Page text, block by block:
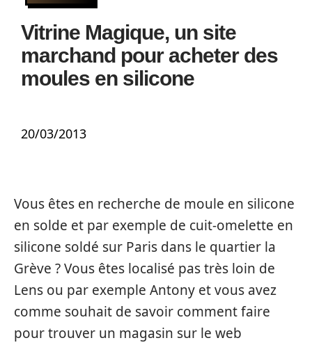
Vitrine Magique, un site
marchand pour acheter des
moules en silicone
20/03/2013
Vous êtes en recherche de moule en silicone
en solde et par exemple de cuit-omelette en
silicone soldé sur Paris dans le quartier la
Grève ? Vous êtes localisé pas très loin de
Lens ou par exemple Antony et vous avez
comme souhait de savoir comment faire
pour trouver un magasin sur le web